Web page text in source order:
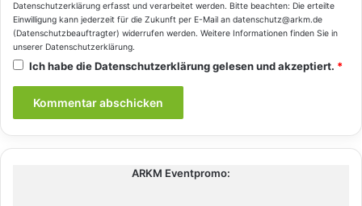
Datenschutzerklärung erfasst und verarbeitet werden. Bitte beachten: Die erteilte
Einwilligung kann jederzeit für die Zukunft per E-Mail an datenschutz@arkm.de
(Datenschutzbeauftragter) widerrufen werden. Weitere Informationen finden Sie in
unserer Datenschutzerklärung.
Ich habe dieDatenschutzerklärunggelesen und akzeptiert. *
ARKM Eventpromo: